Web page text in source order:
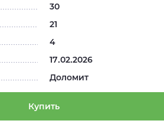
30
21
4
17.02.2026
Доломит
Купить